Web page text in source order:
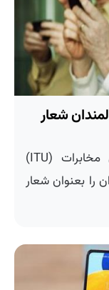
شعار
لینک بگیر دات کام: اتحادیه جهانی مخابرات (ITU)
را بعنوان شعار